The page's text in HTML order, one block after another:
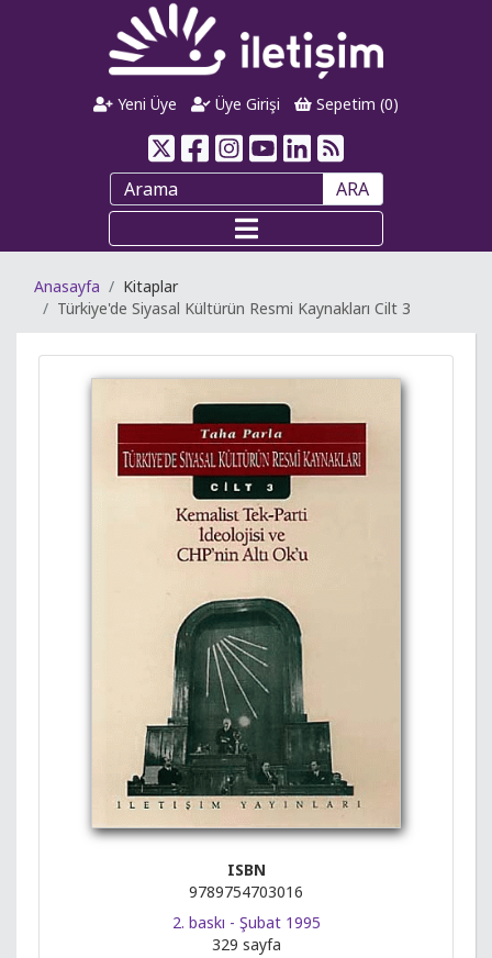
Yeni Üye Üye Girişi Sepetim (0)
ARA
Anasayfa
Kitaplar
Türkiye'de Siyasal Kültürün Resmi Kaynakları Cilt 3
ISBN
9789754703016
2. baskı - Şubat 1995
329 sayfa